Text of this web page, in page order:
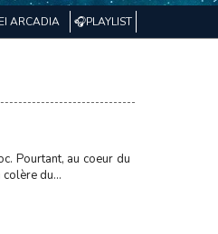
ARCADIA 🎧PLAYLIST
Pourtant, au coeur du
du...